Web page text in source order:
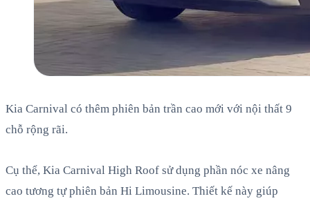
Kia Carnival có thêm phiên bản trần cao mới với nội thất 9
chỗ rộng rãi.
Cụ thể, Kia Carnival High Roof sử dụng phần nóc xe nâng
cao tương tự phiên bản Hi Limousine. Thiết kế này giúp